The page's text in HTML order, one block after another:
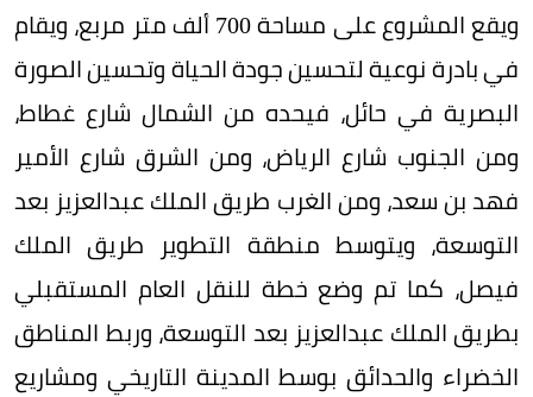
ويقع المشروع على مساحة 700 ألف متر مربع، ويقام
في بادرة نوعية لتحسين جودة الحياة وتحسين الصورة
البصرية في حائل، فيحده من الشمال شارع غطاط،
ومن الجنوب شارع الرياض، ومن الشرق شارع الأمير
فهد بن سعد، ومن الغرب طريق الملك عبدالعزيز بعد
التوسعة، ويتوسط منطقة التطوير طريق الملك
فيصل، كما تم وضع خطة للنقل العام المستقبلي
بطريق الملك عبدالعزيز بعد التوسعة، وربط المناطق
الخضراء والحدائق بوسط المدينة التاريخي ومشاريع